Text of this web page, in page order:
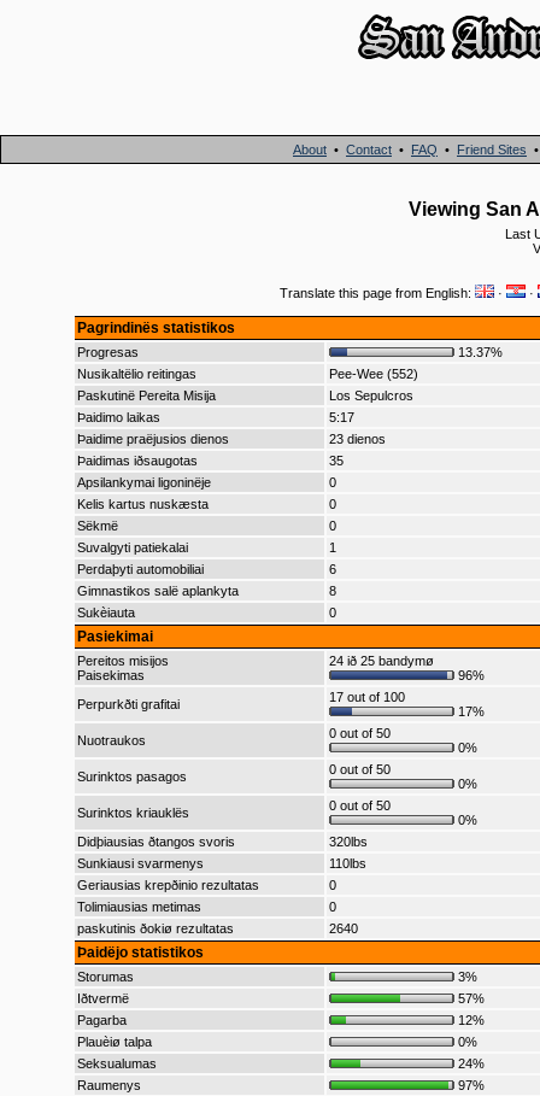
About • Contact • FAQ • Friend Sites
Viewing San
Last
Translate this page from English: · ·
Pagrindinës statistikos
Progresas
13.37%
Nusikaltëlio reitingas
Pee-Wee (552)
Paskutinë Pereita Misija
Los Sepulcros
Þaidimo laikas
5:17
Þaidime praëjusios dienos
23 dienos
Þaidimas iðsaugotas
35
Apsilankymai ligoninëje
0
Kelis kartus nuskæsta
0
Sëkmë
0
Suvalgyti patiekalai
1
Perdaþyti automobiliai
6
Gimnastikos salë aplankyta
8
Sukèiauta
0
Pasiekimai
Pereitos misijos
Paisekimas
24 ið 25 bandymø
96%
Perpurkðti grafitai
17 out of 100
17%
Nuotraukos
0 out of 50
0%
Surinktos pasagos
0 out of 50
0%
Surinktos kriauklës
0 out of 50
0%
Didþiausias ðtangos svoris
320lbs
Sunkiausi svarmenys
110lbs
Geriausias krepðinio rezultatas
0
Tolimiausias metimas
0
paskutinis ðokiø rezultatas
2640
Þaidëjo statistikos
Storumas
3%
Iðtvermë
57%
Pagarba
12%
Plauèiø talpa
0%
Seksualumas
24%
Raumenys
97%